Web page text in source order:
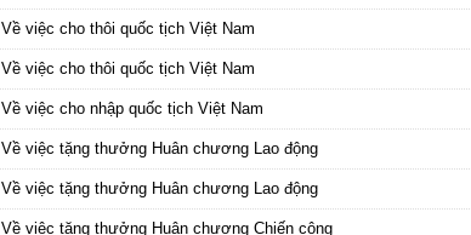
Về việc cho thôi quốc tịch Việt Nam
Về việc cho thôi quốc tịch Việt Nam
Về việc cho nhập quốc tịch Việt Nam
Về việc tặng thưởng Huân chương Lao động
Về việc tặng thưởng Huân chương Lao động
Về việc tặng thưởng Huân chương Chiến công